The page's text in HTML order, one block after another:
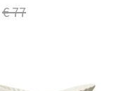
€ 77